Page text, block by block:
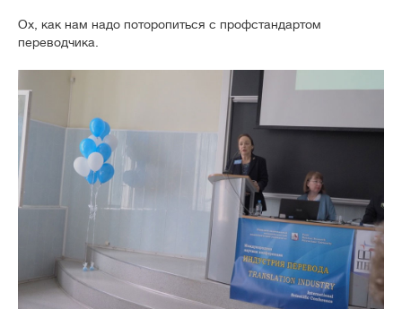
Ох, как нам надо поторопиться с профстандартом
переводчика.